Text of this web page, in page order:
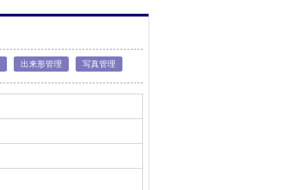
出来形管理 写真管理